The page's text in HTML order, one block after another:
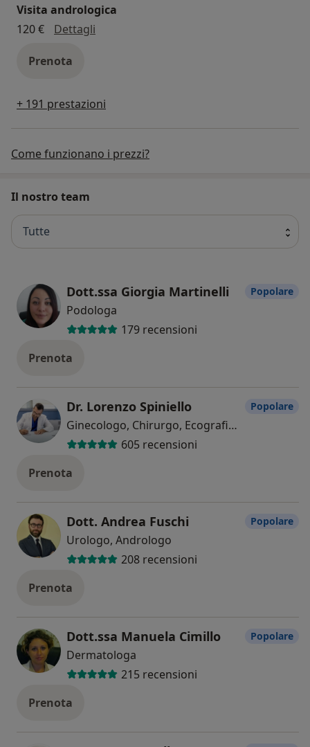
Visita andrologica
120 €
Dettagli
Prenota
+ 191 prestazioni
Come funzionano i prezzi?
Il nostro team
Tutte
Dott.ssa Giorgia Martinelli
Podologa
179 recensioni
Popolare
Prenota
Dr. Lorenzo Spiniello
Ginecologo, Chirurgo, Ecografista
605 recensioni
Popolare
Prenota
Dott. Andrea Fuschi
Urologo, Andrologo
208 recensioni
Popolare
Prenota
Dott.ssa Manuela Cimillo
Dermatologa
215 recensioni
Popolare
Prenota